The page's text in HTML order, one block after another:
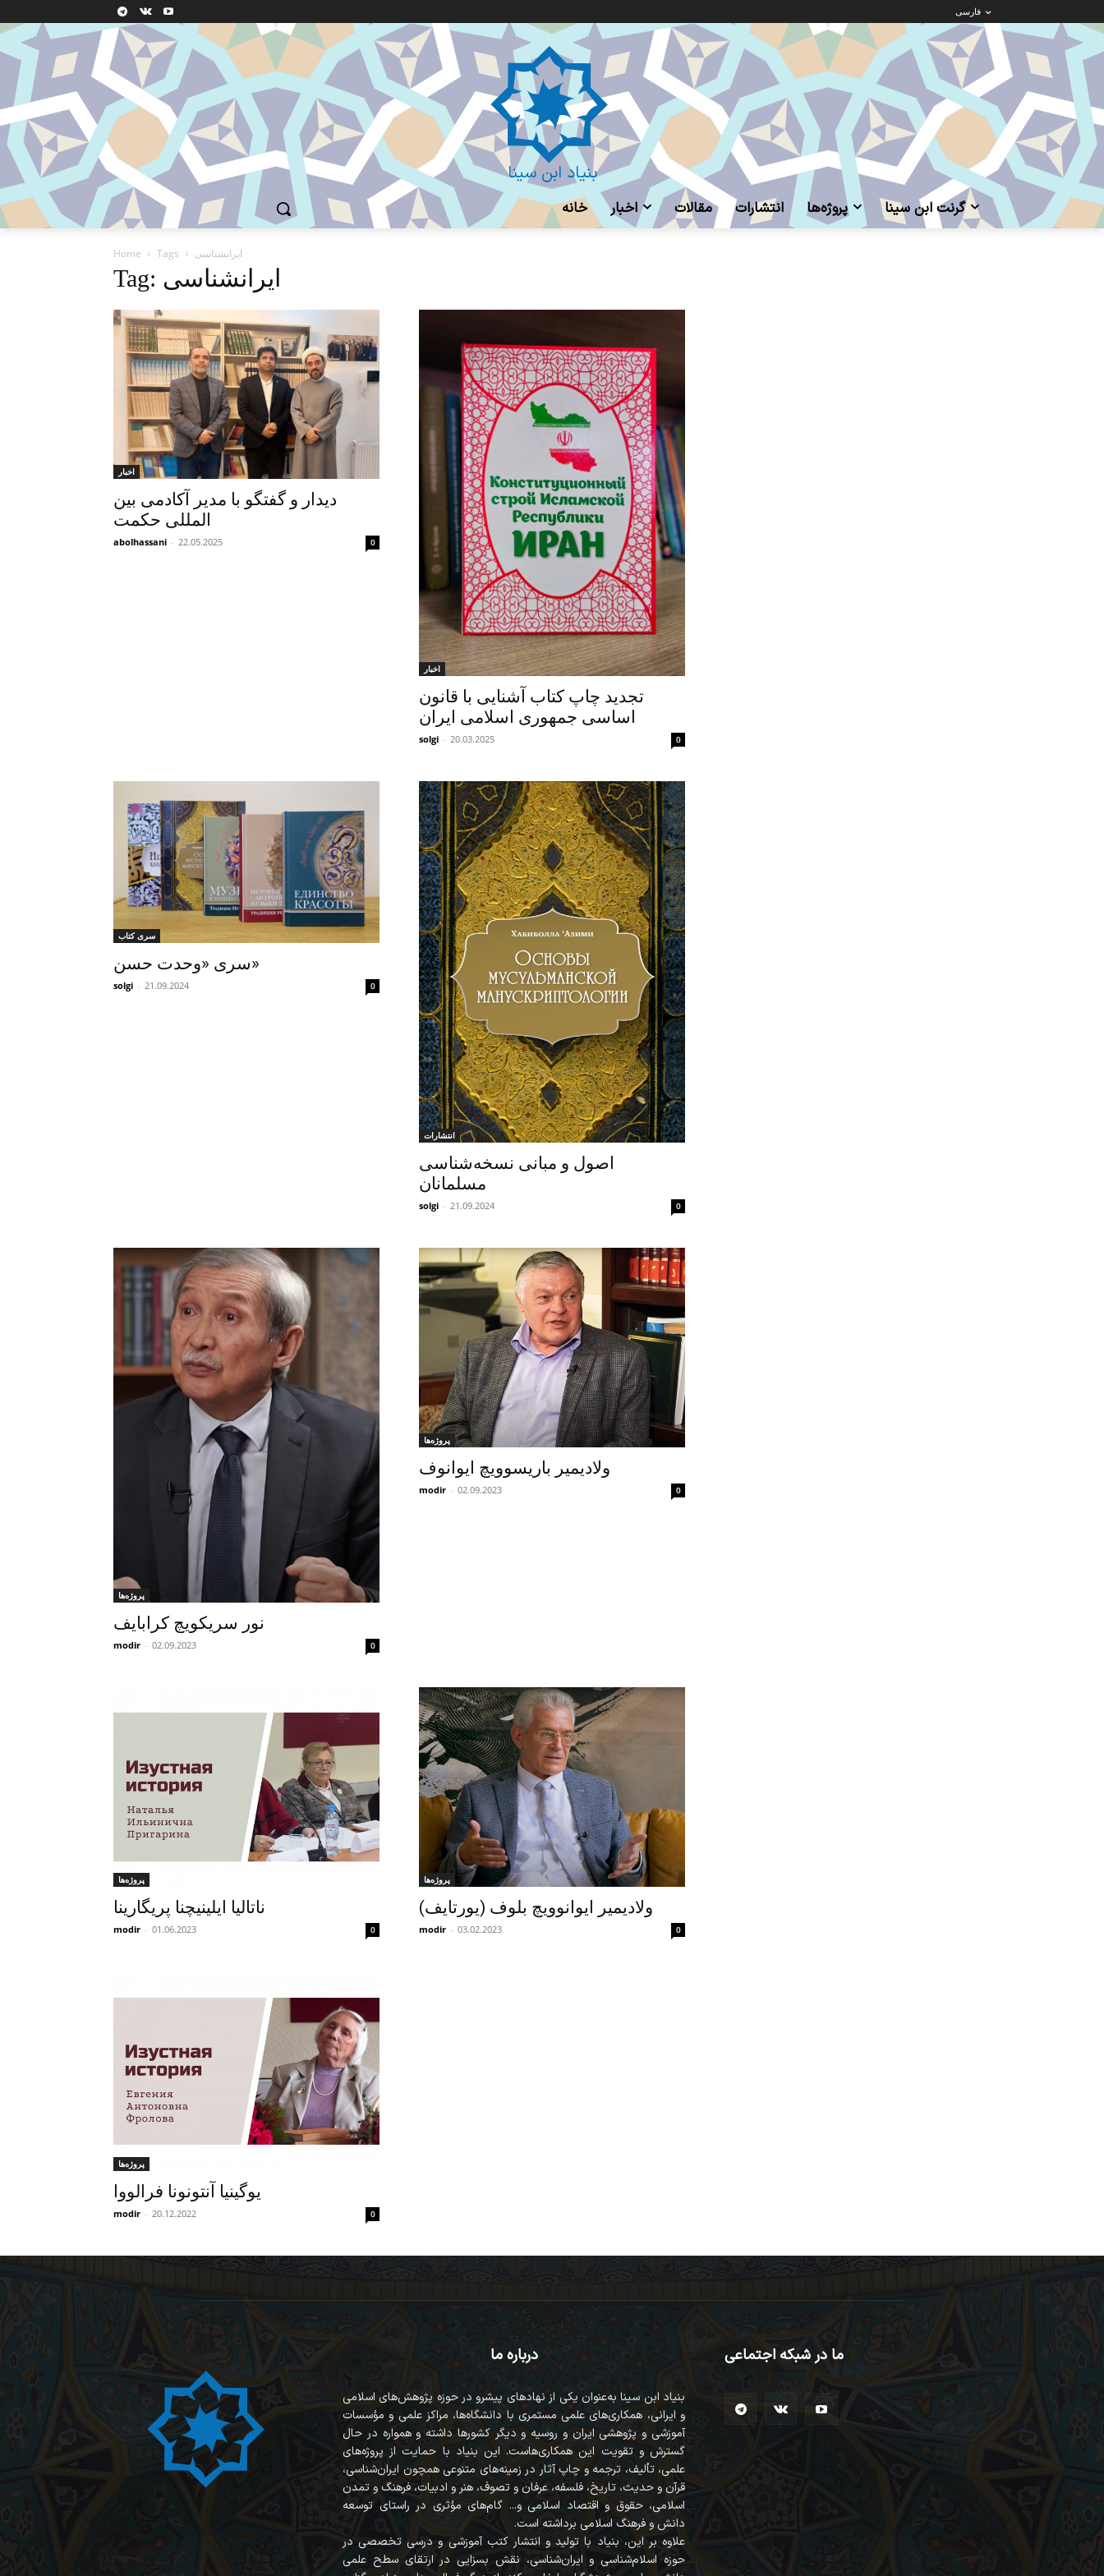
فارسی
بنیاد ابن سینا
خانه اخبار مقالات انتشارات پروژه‌ها گرنت ابن‌ سینا
Home Tags ایرانشناسی
Tag: ایرانشناسی
اخبار
دیدار و گفتگو با مدیر آکادمی بین
المللی حکمت
abolhassani - 22.05.2025 0
اخبار
تجدید چاپ کتاب آشنایی با قانون
اساسی جمهوری اسلامی ایران
solgi - 20.03.2025 0
سری کتاب
سری «وحدت حسن»
solgi - 21.09.2024 0
انتشارات
اصول و مبانی نسخه‌شناسی
مسلمانان
solgi - 21.09.2024 0
پروژه‌ها
نور سریکویچ کرابایف
modir - 02.09.2023 0
پروژه‌ها
ولادیمیر باریسوویچ ایوانوف
modir - 02.09.2023 0
پروژه‌ها
ناتالیا ایلینیچنا پریگارینا
modir - 01.06.2023 0
پروژه‌ها
ولادیمیر ایوانوویچ بلوف (یورتایف)
modir - 03.02.2023 0
پروژه‌ها
یوگینیا آنتونونا فرالووا
modir - 20.12.2022 0
درباره ما
بنیاد ابن سینا به‌عنوان یکی از نهادهای پیشرو در حوزه پژوهش‌های اسلامی
و ایرانی، همکاری‌های علمی مستمری با دانشگاه‌ها، مراکز علمی و مؤسسات
آموزشی و پژوهشی ایران و روسیه و دیگر کشورها داشته و همواره در حال
گسترش و تقویت این همکاری‌هاست. این بنیاد با حمایت از پروژه‌های
علمی، تألیف، ترجمه و چاپ آثار در زمینه‌های متنوعی همچون ایران‌شناسی،
قرآن‌ و حدیث، تاریخ، فلسفه، عرفان و تصوف، هنر و ادبیات، فرهنگ و تمدن
اسلامی، حقوق و اقتصاد اسلامی و... گام‌های مؤثری در راستای توسعه
دانش و فرهنگ اسلامی برداشته است.
علاوه بر این، بنیاد با تولید و انتشار کتب آموزشی و درسی تخصصی در
حوزه اسلام‌شناسی و ایران‌شناسی، نقش بسزایی در ارتقای سطح علمی
ما در شبکه اجتماعی